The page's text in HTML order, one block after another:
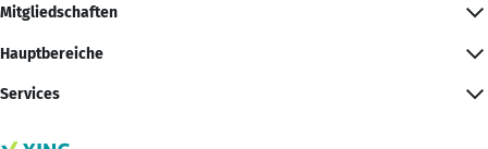
Mitgliedschaften
Hauptbereiche
Services